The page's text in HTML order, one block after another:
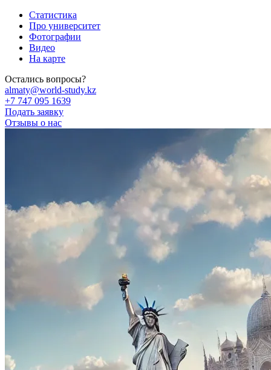
Статистика
Про университет
Фотографии
Видео
На карте
Остались вопросы?
almaty@world-study.kz
+7 747 095 1639
Подать заявку
Отзывы о нас